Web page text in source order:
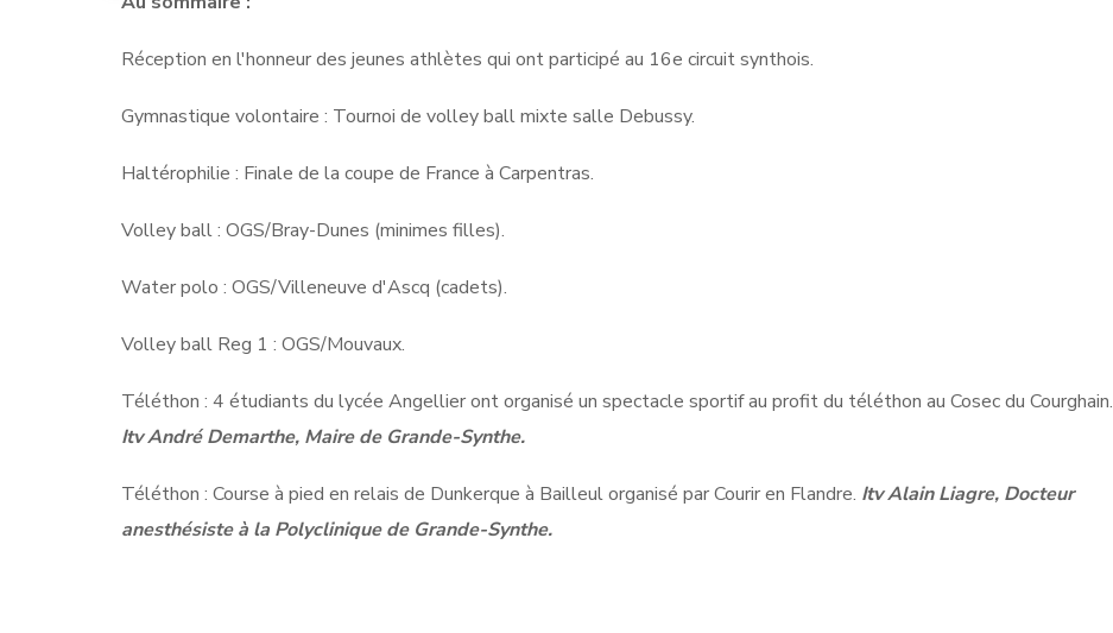
Réception en l'honneur des jeunes athlètes qui ont participé au 16e circuit synthois.
Gymnastique volontaire : Tournoi de volley ball mixte salle Debussy.
Haltérophilie : Finale de la coupe de France à Carpentras.
Volley ball : OGS/Bray-Dunes (minimes filles).
Water polo : OGS/Villeneuve d'Ascq (cadets).
Volley ball Reg 1 : OGS/Mouvaux.
Téléthon : 4 étudiants du lycée Angellier ont organisé un spectacle sportif au profit du téléthon au Cosec du Courghain.
Itv André Demarthe, Maire de Grande-Synthe.
Téléthon : Course à pied en relais de Dunkerque à Bailleul organisé par Courir en Flandre. Itv Alain Liagre, Docteur
anesthésiste à la Polyclinique de Grande-Synthe.